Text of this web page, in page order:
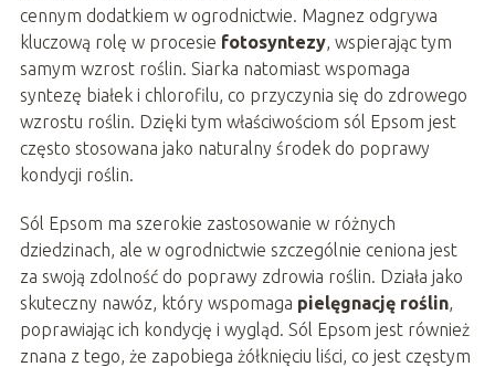
cennym dodatkiem w ogrodnictwie. Magnez odgrywa
kluczową rolę w procesie fotosyntezy, wspierając tym
samym wzrost roślin. Siarka natomiast wspomaga
syntezę białek i chlorofilu, co przyczynia się do zdrowego
wzrostu roślin. Dzięki tym właściwościom sól Epsom jest
często stosowana jako naturalny środek do poprawy
kondycji roślin.
Sól Epsom ma szerokie zastosowanie w różnych
dziedzinach, ale w ogrodnictwie szczególnie ceniona jest
za swoją zdolność do poprawy zdrowia roślin. Działa jako
skuteczny nawóz, który wspomaga pielęgnację roślin,
poprawiając ich kondycję i wygląd. Sól Epsom jest również
znana z tego, że zapobiega żółknięciu liści, co jest częstym